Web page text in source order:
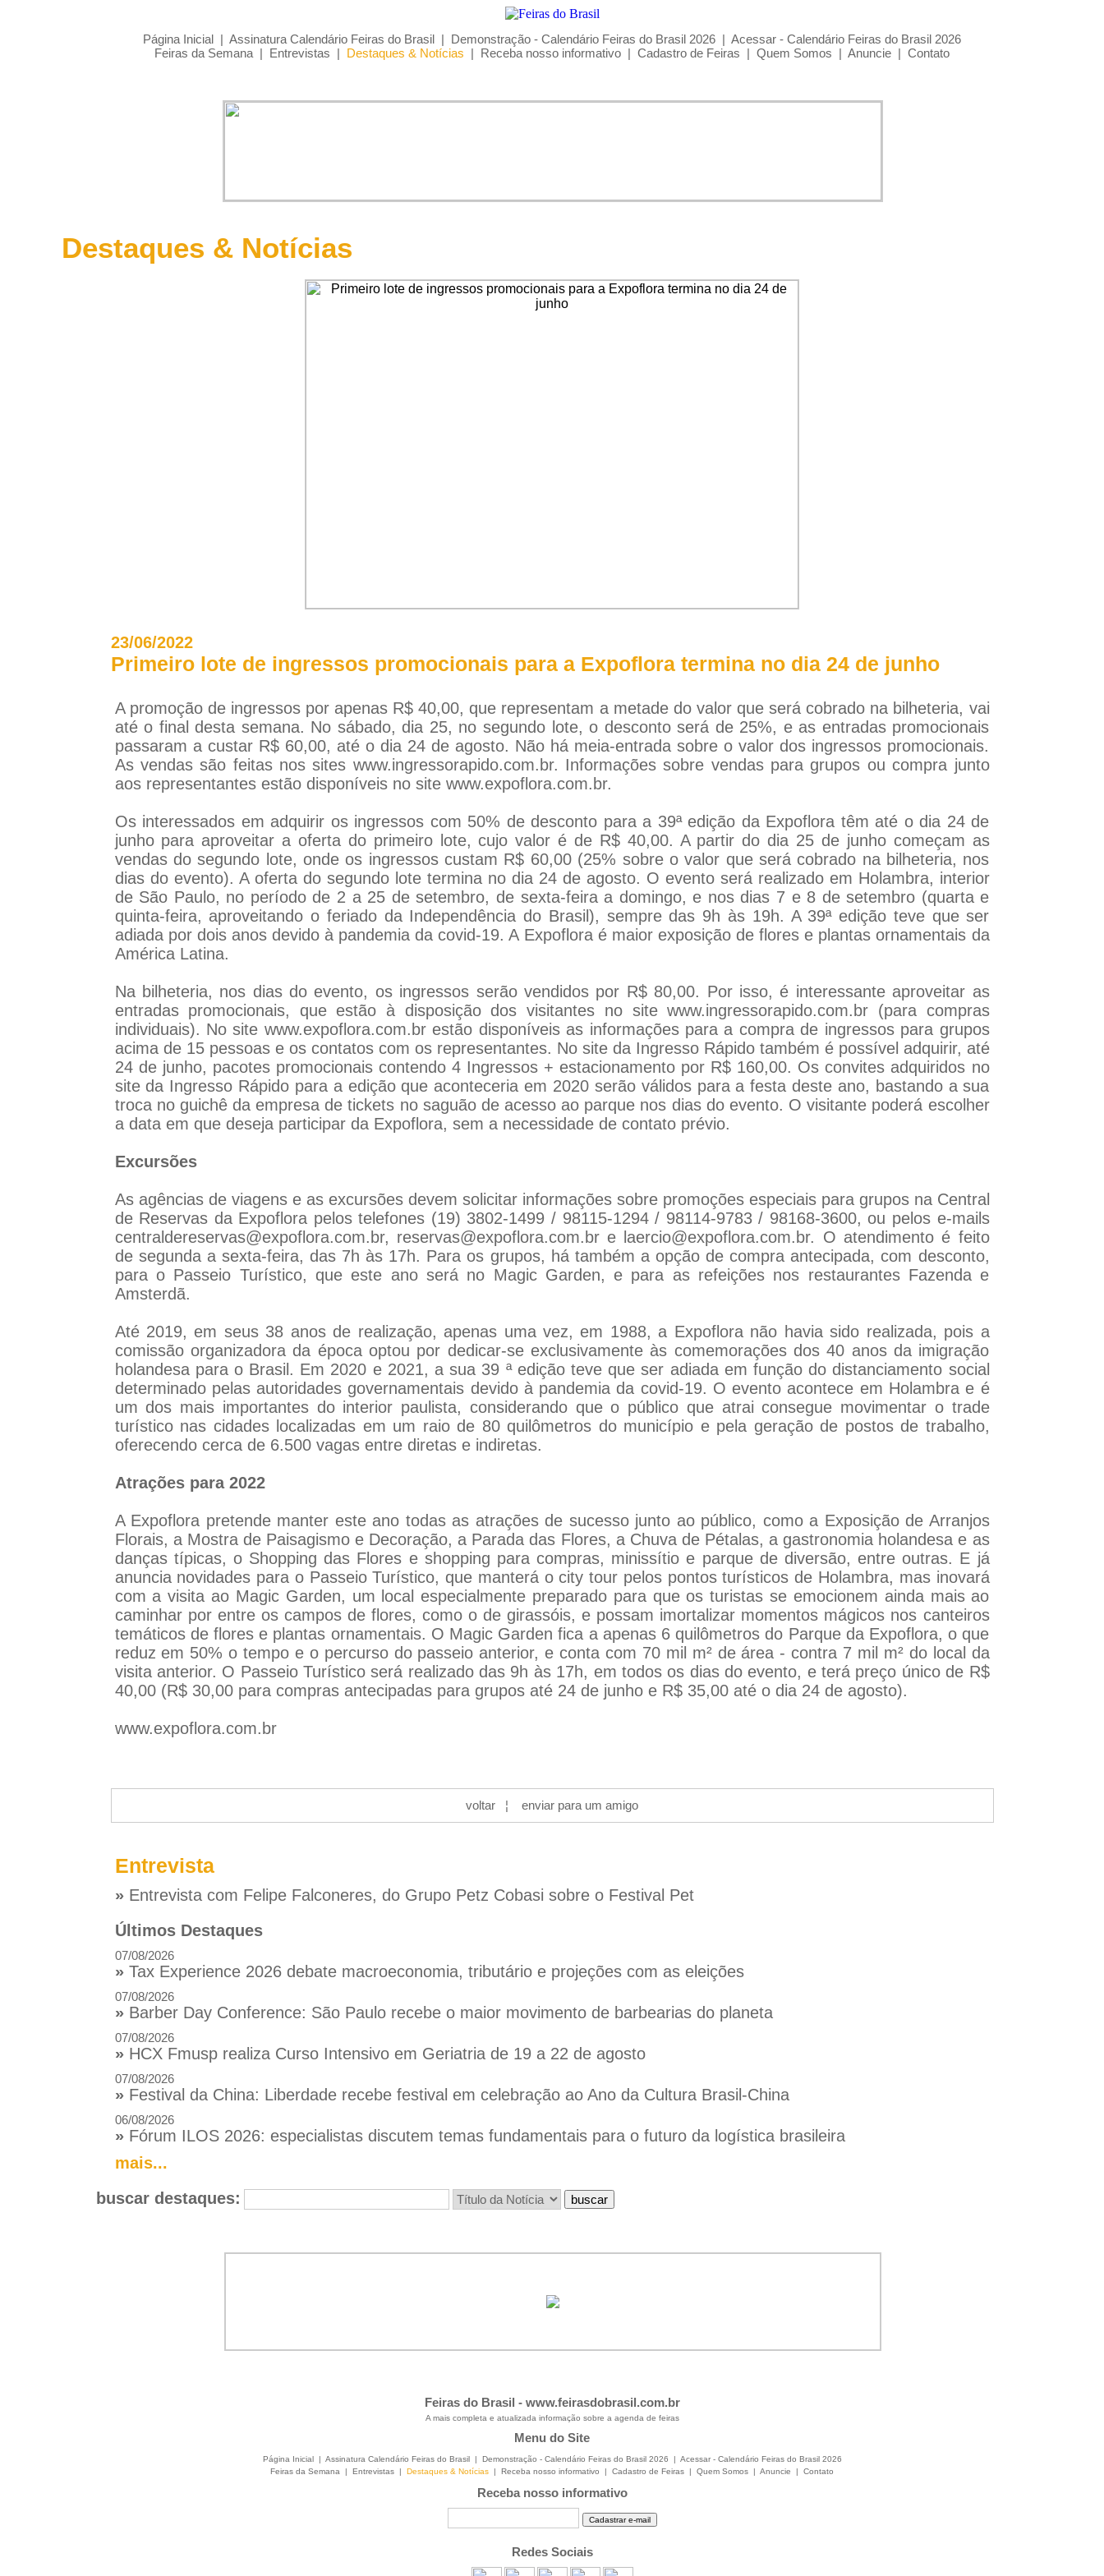
Página Inicial | Assinatura Calendário Feiras do Brasil | Demonstração - Calendário Feiras do Brasil 2026 | Acessar - Calendário Feiras do Brasil 2026
Feiras da Semana | Entrevistas | Destaques & Notícias | Receba nosso informativo | Cadastro de Feiras | Quem Somos | Anuncie | Contato
Destaques & Notícias
23/06/2022
Primeiro lote de ingressos promocionais para a Expoflora termina no dia 24 de junho
A promoção de ingressos por apenas R$ 40,00, que representam a metade do valor que será cobrado na bilheteria, vai
até o final desta semana. No sábado, dia 25, no segundo lote, o desconto será de 25%, e as entradas promocionais
passaram a custar R$ 60,00, até o dia 24 de agosto. Não há meia-entrada sobre o valor dos ingressos promocionais.
As vendas são feitas nos sites www.ingressorapido.com.br. Informações sobre vendas para grupos ou compra junto
aos representantes estão disponíveis no site www.expoflora.com.br.
Os interessados em adquirir os ingressos com 50% de desconto para a 39ª edição da Expoflora têm até o dia 24 de
junho para aproveitar a oferta do primeiro lote, cujo valor é de R$ 40,00. A partir do dia 25 de junho começam as
vendas do segundo lote, onde os ingressos custam R$ 60,00 (25% sobre o valor que será cobrado na bilheteria, nos
dias do evento). A oferta do segundo lote termina no dia 24 de agosto. O evento será realizado em Holambra, interior
de São Paulo, no período de 2 a 25 de setembro, de sexta-feira a domingo, e nos dias 7 e 8 de setembro (quarta e
quinta-feira, aproveitando o feriado da Independência do Brasil), sempre das 9h às 19h. A 39ª edição teve que ser
adiada por dois anos devido à pandemia da covid-19. A Expoflora é maior exposição de flores e plantas ornamentais da
América Latina.
Na bilheteria, nos dias do evento, os ingressos serão vendidos por R$ 80,00. Por isso, é interessante aproveitar as
entradas promocionais, que estão à disposição dos visitantes no sitewww.ingressorapido.com.br (para compras
individuais). No site www.expoflora.com.brestão disponíveis as informações para a compra de ingressos para grupos
acima de 15 pessoas e os contatos com os representantes. No site da Ingresso Rápido também é possível adquirir, até
24 de junho, pacotes promocionais contendo 4 Ingressos + estacionamento por R$ 160,00. Os convites adquiridos no
site da Ingresso Rápido para a edição que aconteceria em 2020 serão válidos para a festa deste ano, bastando a sua
troca no guichê da empresa de tickets no saguão de acesso ao parque nos dias do evento. O visitante poderá escolher
a data em que deseja participar da Expoflora, sem a necessidade de contato prévio.
Excursões
As agências de viagens e as excursões devem solicitar informações sobre promoções especiais para grupos na Central
de Reservas da Expoflora pelos telefones (19) 3802-1499 / 98115-1294 / 98114-9783 / 98168-3600, ou pelos e-mails
centraldereservas@expoflora.com.br, reservas@expoflora.com.br e laercio@expoflora.com.br. O atendimento é feito
de segunda a sexta-feira, das 7h às 17h. Para os grupos, há também a opção de compra antecipada, com desconto,
para o Passeio Turístico, que este ano será no Magic Garden, e para as refeições nos restaurantes Fazenda e
Amsterdã.
Até 2019, em seus 38 anos de realização, apenas uma vez, em 1988, a Expoflora não havia sido realizada, pois a
comissão organizadora da época optou por dedicar-se exclusivamente às comemorações dos 40 anos da imigração
holandesa para o Brasil. Em 2020 e 2021, a sua 39 ª edição teve que ser adiada em função do distanciamento social
determinado pelas autoridades governamentais devido à pandemia da covid-19. O evento acontece em Holambra e é
um dos mais importantes do interior paulista, considerando que o público que atrai consegue movimentar o trade
turístico nas cidades localizadas em um raio de 80 quilômetros do município e pela geração de postos de trabalho,
oferecendo cerca de 6.500 vagas entre diretas e indiretas.
Atrações para 2022
A Expoflora pretende manter este ano todas as atrações de sucesso junto ao público, como a Exposição de Arranjos
Florais, a Mostra de Paisagismo e Decoração, a Parada das Flores, a Chuva de Pétalas, a gastronomia holandesa e as
danças típicas, o Shopping das Flores e shopping para compras, minissítio e parque de diversão, entre outras. E já
anuncia novidades para o Passeio Turístico, que manterá o city tour pelos pontos turísticos de Holambra, mas inovará
com a visita ao Magic Garden, um local especialmente preparado para que os turistas se emocionem ainda mais ao
caminhar por entre os campos de flores, como o de girassóis, e possam imortalizar momentos mágicos nos canteiros
temáticos de flores e plantas ornamentais. O Magic Garden fica a apenas 6 quilômetros do Parque da Expoflora, o que
reduz em 50% o tempo e o percurso do passeio anterior, e conta com 70 mil m² de área - contra 7 mil m² do local da
visita anterior. O Passeio Turístico será realizado das 9h às 17h, em todos os dias do evento, e terá preço único de R$
40,00 (R$ 30,00 para compras antecipadas para grupos até 24 de junho e R$ 35,00 até o dia 24 de agosto).
www.expoflora.com.br
voltar ¦ enviar para um amigo
Entrevista
» Entrevista com Felipe Falconeres, do Grupo Petz Cobasi sobre o Festival Pet
Últimos Destaques
07/08/2026
» Tax Experience 2026 debate macroeconomia, tributário e projeções com as eleições
07/08/2026
» Barber Day Conference: São Paulo recebe o maior movimento de barbearias do planeta
07/08/2026
» HCX Fmusp realiza Curso Intensivo em Geriatria de 19 a 22 de agosto
07/08/2026
» Festival da China: Liberdade recebe festival em celebração ao Ano da Cultura Brasil-China
06/08/2026
» Fórum ILOS 2026: especialistas discutem temas fundamentais para o futuro da logística brasileira
mais...
buscar destaques:
Feiras do Brasil - www.feirasdobrasil.com.br
A mais completa e atualizada informação sobre a agenda de feiras
Menu do Site
Página Inicial | Assinatura Calendário Feiras do Brasil | Demonstração - Calendário Feiras do Brasil 2026 | Acessar - Calendário Feiras do Brasil 2026
Feiras da Semana
| Entrevistas | Destaques & Notícias | Receba nosso informativo | Cadastro de Feiras | Quem Somos | Anuncie | Contato
Receba nosso informativo
Redes Sociais